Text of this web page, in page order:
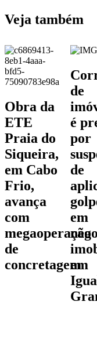
Veja também
Obra da
ETE
Praia do
Siqueira,
em Cabo
Frio,
avança
com
megaoperação
de
concretagem
de
é
por
de
em
em